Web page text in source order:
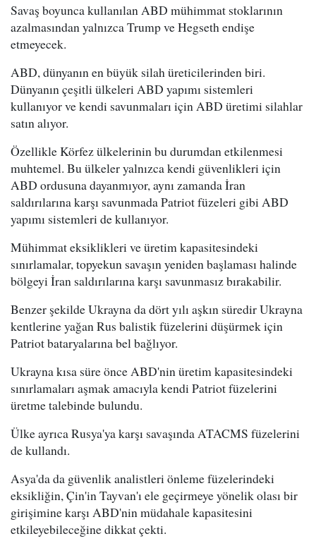
Savaş boyunca kullanılan ABD mühimmat stoklarının
azalmasından yalnızca Trump ve Hegseth endişe
etmeyecek.
ABD, dünyanın en büyük silah üreticilerinden biri.
Dünyanın çeşitli ülkeleri ABD yapımı sistemleri
kullanıyor ve kendi savunmaları için ABD üretimi silahlar
satın alıyor.
Özellikle Körfez ülkelerinin bu durumdan etkilenmesi
muhtemel. Bu ülkeler yalnızca kendi güvenlikleri için
ABD ordusuna dayanmıyor, aynı zamanda İran
saldırılarına karşı savunmada Patriot füzeleri gibi ABD
yapımı sistemleri de kullanıyor.
Mühimmat eksiklikleri ve üretim kapasitesindeki
sınırlamalar, topyekun savaşın yeniden başlaması halinde
bölgeyi İran saldırılarına karşı savunmasız bırakabilir.
Benzer şekilde Ukrayna da dört yılı aşkın süredir Ukrayna
kentlerine yağan Rus balistik füzelerini düşürmek için
Patriot bataryalarına bel bağlıyor.
Ukrayna kısa süre önce ABD'nin üretim kapasitesindeki
sınırlamaları aşmak amacıyla kendi Patriot füzelerini
üretme talebinde bulundu.
Ülke ayrıca Rusya'ya karşı savaşında ATACMS füzelerini
de kullandı.
Asya'da da güvenlik analistleri önleme füzelerindeki
eksikliğin, Çin'in Tayvan'ı ele geçirmeye yönelik olası bir
girişimine karşı ABD'nin müdahale kapasitesini
etkileyebileceğine dikkat çekti.